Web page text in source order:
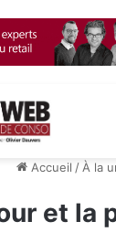
Accueil / À la
et la